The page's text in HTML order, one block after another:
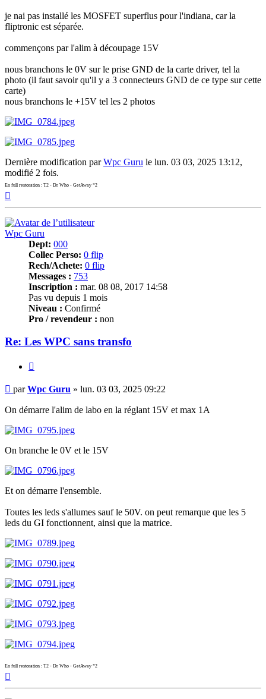
je nai pas installé les MOSFET superflus pour l'indiana, car la
fliptronic est séparée.
commençons par l'alim à découpage 15V
nous branchons le 0V sur le prise GND de la carte driver, tel la
photo (il faut savoir qu'il y a 3 connecteurs GND de ce type sur cette
carte)
nous branchons le +15V tel les 2 photos
Dernière modification parWpc Guru le lun. 03 03, 2025 13:12,
modifié 2 fois.
En full restoration : T2 - Dr Who - GetAway *2
Wpc Guru
Dept: 000
Collec Perso: 0 flip
Rech/Achete: 0 flip
Messages : 753
Inscription : mar. 08 08, 2017 14:58
Pas vu depuis 1 mois
Niveau : Confirmé
Pro / revendeur : non
Re: Les WPC sans transfo
Message
parWpc Guru » lun. 03 03, 2025 09:22
On démarre l'alim de labo en la réglant 15V et max 1A
On branche le 0V et le 15V
Et on démarre l'ensemble.
Toutes les leds s'allumes sauf le 50V. on peut remarque que les 5
leds du GI fonctionnent, ainsi que la matrice.
En full restoration : T2 - Dr Who - GetAway *2